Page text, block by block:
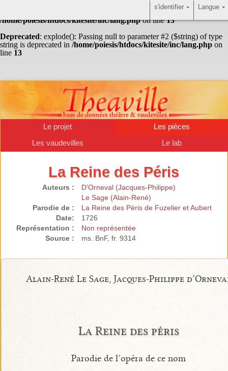
: Undefined array key "HTTP_ACCEPT_LANGUAGE" in
/home/poiesis/htdocs/kitesite/inc/lang.phpon line13
Deprecated: explode(): Passing null to parameter #2 ($string) of type
string is deprecated in /home/poiesis/htdocs/kitesite/inc/lang.php on
line 13
Le projet
Les pièces
Les vaudevilles
Le lab
La Reine des Péris
Auteurs :
D'Orneval (Jacques-Philippe)
Le Sage (Alain-René)
Parodie de :
La Reine des Péris de Fuzelier et Aubert
Date:
1726
Représentation :
Non représentée
Source :
ms. BnF, fr. 9314
Alain-René Le Sage, Jacques-Philippe
La Reine des péris
Parodie de l’opéra de ce nom
Langue
s'identifier